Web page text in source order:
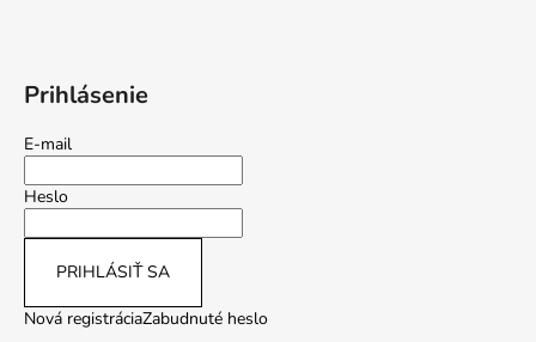
Prihlásenie
E-mail
Heslo
PRIHLÁSIŤ SA
Nová registráciaZabudnuté heslo